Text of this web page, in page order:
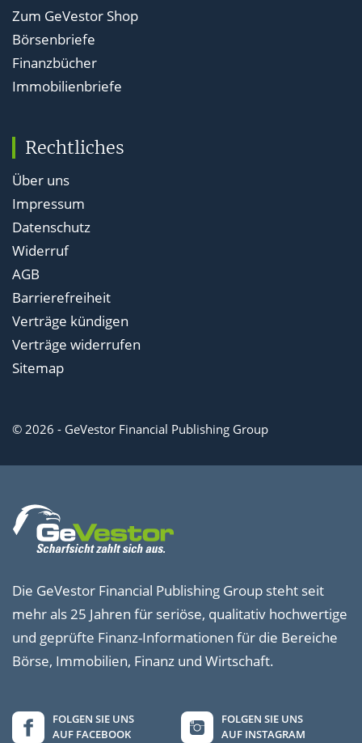
Zum GeVestor Shop
Börsenbriefe
Finanzbücher
Immobilienbriefe
Rechtliches
Über uns
Impressum
Datenschutz
Widerruf
AGB
Barrierefreiheit
Verträge kündigen
Verträge widerrufen
Sitemap
© 2026 - GeVestor Financial Publishing Group
Die GeVestor Financial Publishing Group steht seit
mehr als 25 Jahren für seriöse, qualitativ hochwertige
und geprüfte Finanz-Informationen für die Bereiche
Börse, Immobilien, Finanz und Wirtschaft.
FOLGEN SIE UNS
AUF FACEBOOK
FOLGEN SIE UNS
AUF INSTAGRAM